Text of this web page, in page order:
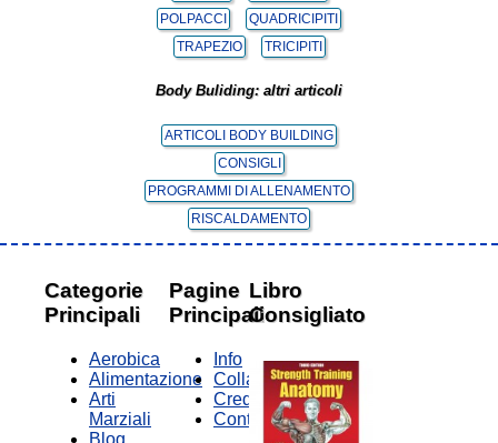
POLPACCI
QUADRICIPITI
TRAPEZIO
TRICIPITI
Body Buliding: altri articoli
ARTICOLI BODY BUILDING
CONSIGLI
PROGRAMMI DI ALLENAMENTO
RISCALDAMENTO
Categorie
Principali
Aerobica
Alimentazione
Arti
Marziali
Blog
Pagine
Principali
Info
Collabora
Credits
Contatti
Libro
Consigliato